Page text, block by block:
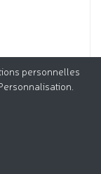
personnelles